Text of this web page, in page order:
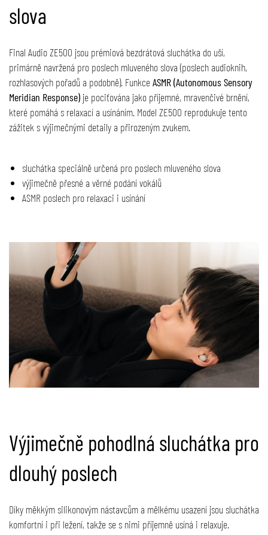
slova
Final Audio ZE500 jsou prémiová bezdrátová sluchátka do uší,
primárně navržená pro poslech mluveného slova (poslech audioknih,
rozhlasových pořadů a podobně). FunkceASMR (Autonomous Sensory
Meridian Response)je pociťována jako příjemné, mravenčivé brnění,
které pomáhá s relaxací a usínáním. Model ZE500 reprodukuje tento
zážitek s výjimečnými detaily a přirozeným zvukem.
sluchátka speciálně určená pro poslech mluveného slova
výjimečně přesné a věrné podání vokálů
ASMR poslech pro relaxaci i usínání
Výjimečně pohodlná sluchátka pro
dlouhý poslech
Díky měkkým silikonovým nástavcům a mělkému usazení jsou sluchátka
komfortní i při ležení, takže se s nimi příjemně usíná i relaxuje.